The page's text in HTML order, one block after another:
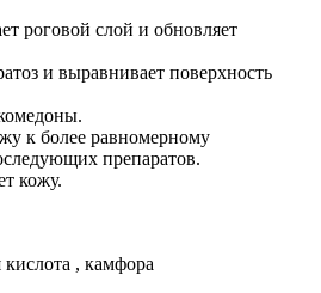
роговой слой и обновляет
и выравнивает поверхность
к более равномерному
препаратов.
кожу.
, камфора